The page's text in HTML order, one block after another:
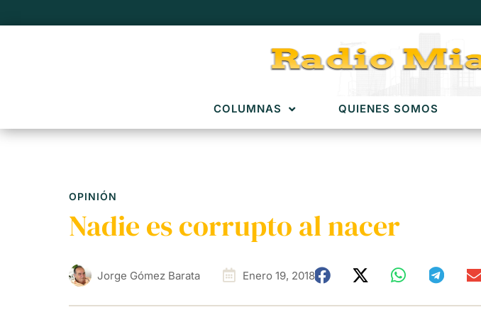
COLUMNAS QUIENES SOMOS
OPINIÓN
Nadie es corrupto al nacer
Jorge Gómez Barata Enero 19, 2018